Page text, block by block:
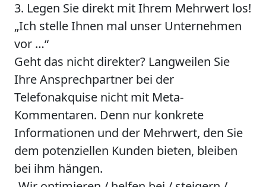
3. Legen Sie direkt mit Ihrem Mehrwert los!
„Ich stelle Ihnen mal unser Unternehmen
vor …“
Geht das nicht direkter? Langweilen Sie
Ihre Ansprechpartner bei der
Telefonakquise nicht mit Meta-
Kommentaren. Denn nur konkrete
Informationen und der Mehrwert, den Sie
dem potenziellen Kunden bieten, bleiben
bei ihm hängen.